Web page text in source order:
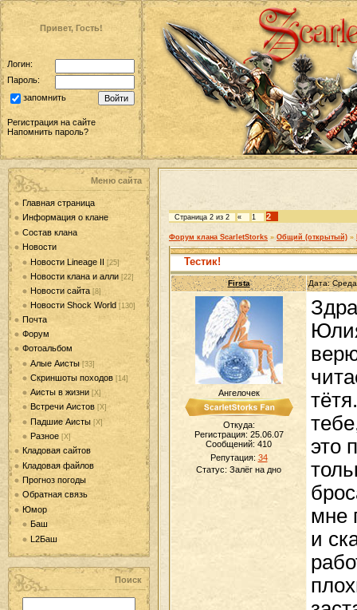
Привет, Гость!
Логин:
Пароль:
запомнить
Регистрация на сайте
Напомнить пароль?
Меню сайта
Главная страница
Информация о клане
Состав клана
Новости
Новости Lineage II [25]
Новости клана и алли [22]
Новости сайта [8]
Новости Shock World [130]
Почта
Форум
Фотоальбом
Алые Аисты [33]
Скриншоты походов [14]
Аисты в жизни [Х]
Встречи Аистов [Х]
Падшие Аисты [Х]
Разное [Х]
Кладовая сайтов
Кладовая файлов
Прогноз погоды
Обратная связь
Юмор
Баш
L2Баш
Поиск
Страница 2 из 2 « 1 2
Форум клана ScarletStorks » Общий (открытый) »
Тестик!
Firsta Дата:
Ангелочек
Откуда:
Регистрация: 25.06.07
Сообщений: 410
Репутация: 34
Статус: Залёг на дно
это
мне
и